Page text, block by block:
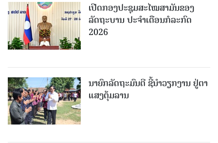
ເປີດກອງປະຊຸມສະໄໝສາມັນຂອງ
ລັດຖະບານ ປະຈໍາເດືອນກໍລະກົດ
2026
ນາຍົກລັດຖະມົນຕີ ຊີ້ນຳວຽກງານ ຢູ່ຕາ
ແສງຕຸ້ມລານ